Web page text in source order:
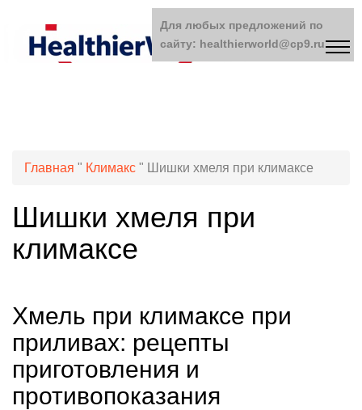
Главная " Климакс " Шишки хмеля при климаксе
Шишки хмеля при
климаксе
Хмель при климаксе при
приливах: рецепты
приготовления и
противопоказания
Для любых предложений по
сайту: healthierworld@cp9.ru